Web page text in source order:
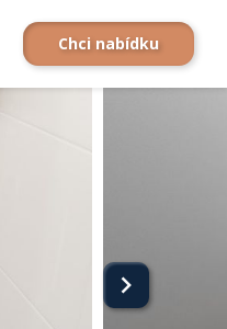
Chci nabídku